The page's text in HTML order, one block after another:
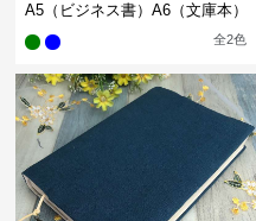
A5（ビジネス書）A6（文庫本）
全2色